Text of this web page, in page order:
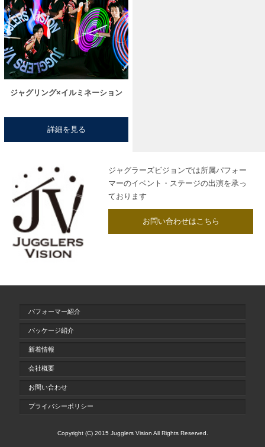
ジャグリング×イルミネーション
詳細を見る
ジャグラーズビジョンでは所属パフォー
マーのイベント・ステージの出演を承っ
ております
お問い合わせはこちら
パフォーマー紹介
パッケージ紹介
新着情報
会社概要
お問い合わせ
プライバシーポリシー
Copyright (C) 2015 Jugglers Vision All Rights Reserved.